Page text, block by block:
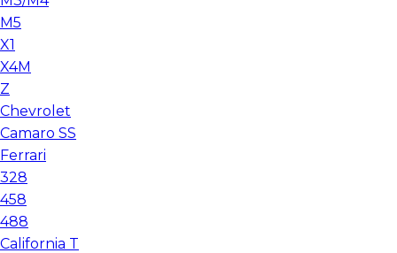
M5
X1
X4M
Z
Chevrolet
Camaro SS
Ferrari
328
458
488
California T